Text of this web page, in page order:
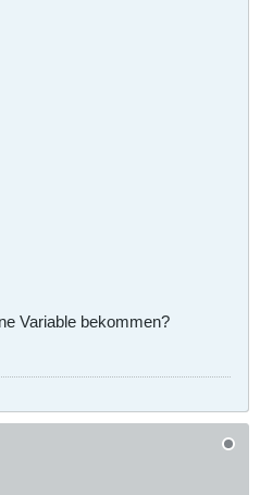
Variable bekommen?